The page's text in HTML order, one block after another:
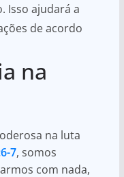
Isso ajudará a
de acordo
na
na luta
7, somos
com nada,